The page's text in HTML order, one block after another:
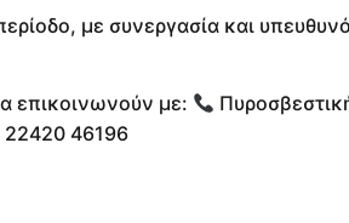
με συνεργασία και
επικοινωνούν με:
22420 46196